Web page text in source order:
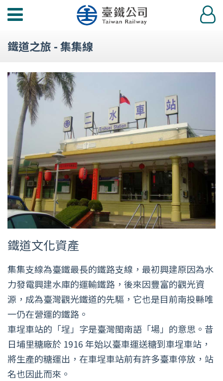
功
選
登
入
鐵道之旅 - 集集線
鐵道文化資產
集集支線為臺鐵最長的鐵路支線，最初興建原因為水
力發電興建水庫的運輸鐵路，後來因豐富的觀光資
源，成為臺灣觀光鐵道的先驅，它也是目前南投縣唯
一仍在營運的鐵路。
車埕車站的「埕」字是臺灣閩南語「場」的意思。昔
日埔里糖廠於 1916 年始以臺車運送糖到車埕車站，
將生產的糖運出，在車埕車站前有許多臺車停放，站
名也因此而來。